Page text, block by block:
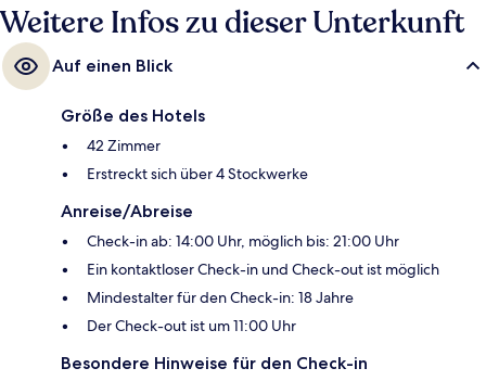
Weitere Infos zu dieser Unterkunft
Auf einen Blick
Größe des Hotels
42 Zimmer
Erstreckt sich über 4 Stockwerke
Anreise/Abreise
Check-in ab: 14:00 Uhr, möglich bis: 21:00 Uhr
Ein kontaktloser Check-in und Check-out ist möglich
Mindestalter für den Check-in: 18 Jahre
Der Check-out ist um 11:00 Uhr
Besondere Hinweise für den Check-in